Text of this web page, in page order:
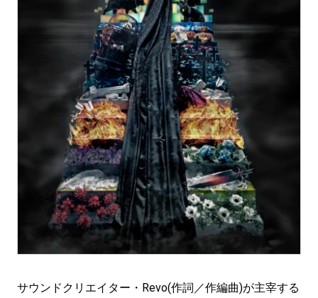
サウンドクリエイター・Revo(作詞／作編曲)が主宰する